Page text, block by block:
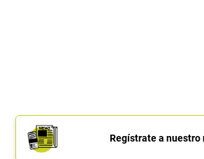
Regístrate a nuestro